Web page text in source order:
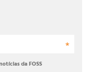
da FOSS